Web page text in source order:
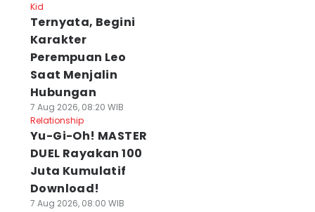
Kid
Ternyata, Begini
Karakter
Perempuan Leo
Saat Menjalin
Hubungan
7 Aug 2026, 08:20 WIB
Relationship
Yu-Gi-Oh! MASTER
DUEL Rayakan 100
Juta Kumulatif
Download!
7 Aug 2026, 08:00 WIB